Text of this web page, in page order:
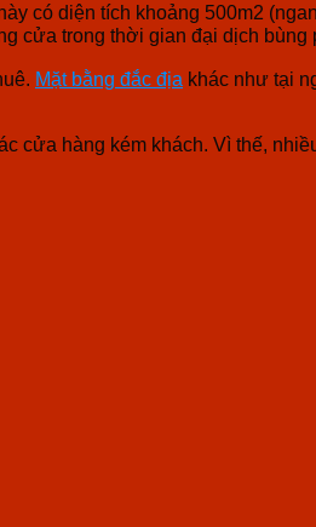
có diện tích khoảng 500m2
cửa trong thời gian đại dịch bùng
Mặt bằng đắc địa khác như tại
cửa hàng kém khách. Vì thế,